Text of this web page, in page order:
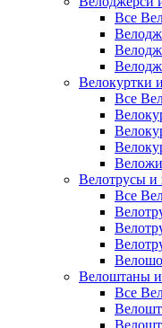
Все
Велокуртки
Все
Велотрусы
Все
Велоштаны и
Все